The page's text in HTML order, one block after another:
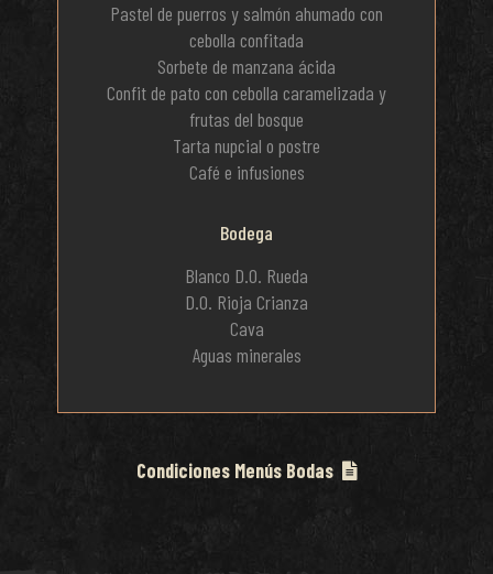
Pastel de puerros y salmón ahumado con
cebolla confitada
Sorbete de manzana ácida
Confit de pato con cebolla caramelizada y
frutas del bosque
Tarta nupcial o postre
Café e infusiones
Bodega
Blanco D.O. Rueda
D.O. Rioja Crianza
Cava
Aguas minerales
Condiciones Menús Bodas